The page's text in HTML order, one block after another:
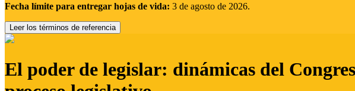
Fecha límite para entregar hojas de vida: 3 de agosto de 2026.
Leer los términos de referencia
El poder de legislar: dinámicas del